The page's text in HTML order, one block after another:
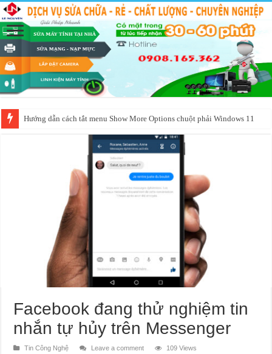
Hướng dẫn cách tắt menu Show More Options chuột phải Windows 11
Facebook đang thử nghiệm tin
nhắn tự hủy trên Messenger
Tin Công Nghệ Leave a comment 109 Views